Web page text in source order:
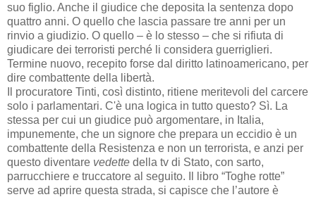
suo figlio. Anche il giudice che deposita la sentenza dopo
quattro anni. O quello che lascia passare tre anni per un
rinvio a giudizio. O quello – è lo stesso – che si rifiuta di
giudicare dei terroristi perché li considera guerriglieri.
Termine nuovo, recepito forse dal diritto latinoamericano, per
dire combattente della libertà.
Il procuratore Tinti, così distinto, ritiene meritevoli del carcere
solo i parlamentari. C'è una logica in tutto questo? Sì. La
stessa per cui un giudice può argomentare, in Italia,
impunemente, che un signore che prepara un eccidio è un
combattente della Resistenza e non un terrorista, e anzi per
questo diventare vedette della tv di Stato, con sarto,
parrucchiere e truccatore al seguito. Il libro “Toghe rotte”
serve ad aprire questa strada, si capisce che l’autore è